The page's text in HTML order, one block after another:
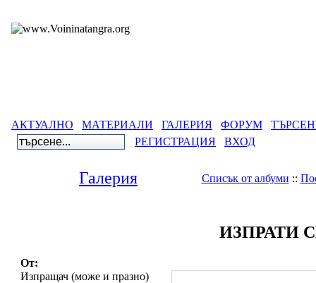
АКТУАЛНО МАТЕРИАЛИ ГАЛЕРИЯ ФОРУМ
РЕГИСТРАЦИЯ
ВХОД
Галерия Списък от албуми ::
ИЗПРАТИ
От:
Изпращач (може и празно)